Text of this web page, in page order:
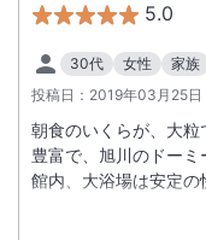
5.0
30代 女性
家族
投稿日： 2019年03月25日
朝食のいくらが、大
豊富で、旭川のドー
館内、大浴場は安定の